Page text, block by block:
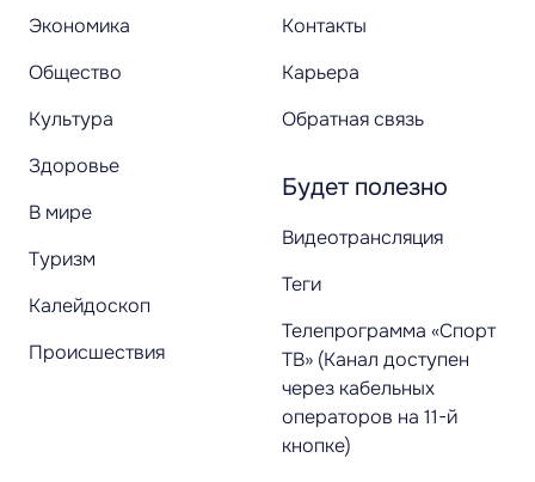
Экономика
Общество
Культура
Здоровье
В мире
Туризм
Калейдоскоп
Происшествия
Контакты
Карьера
Обратная связь
Будет полезно
Видеотрансляция
Теги
Телепрограмма «Спорт
ТВ» (Канал доступен
через кабельных
операторов на 11-й
кнопке)